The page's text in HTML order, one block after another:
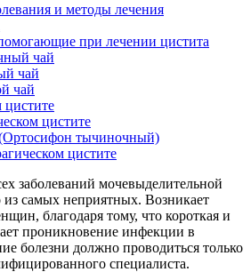
и методы лечения
при лечении цистита
чай
чай
чай
цистите
цистите
тычиночный)
цистите
заболеваний мочевыделительной
самых неприятных. Возникает
благодаря тому, что короткая и
проникновение инфекции в
болезни должно проводиться только
специалиста.